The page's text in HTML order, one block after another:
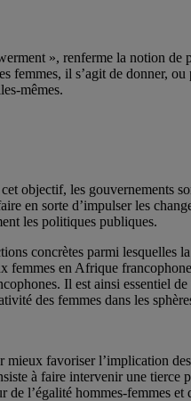
», renferme la notion
femmes, il s’agit de donner,
mêmes.
objectif, les gouvernements
en sorte d’impulser les
les politiques publiques.
concrètes parmi lesquelles
en Afrique
Il est ainsi essentiel
des femmes dans les
favoriser l’implication
à faire intervenir une tierce
l’égalité hommes-femmes